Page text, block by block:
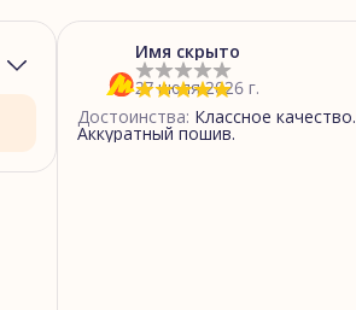
1
Имя скрыто
27 июля 2026 г.
Достоинства: Классное качество.
Аккуратный пошив.